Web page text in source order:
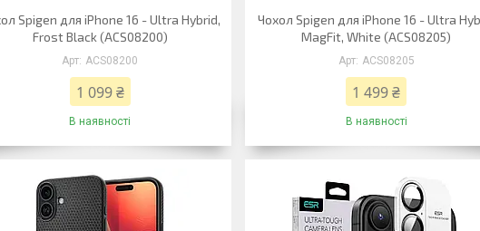
Spigen для iPhone 16 - Ultra Hybrid,
Frost Black (ACS08200)
ACS08200
1 099 ₴
В наявності
Чохол Spigen для iPhone 16 - Ultra
MagFit, White (ACS08205)
ACS08205
1 499 ₴
В наявності